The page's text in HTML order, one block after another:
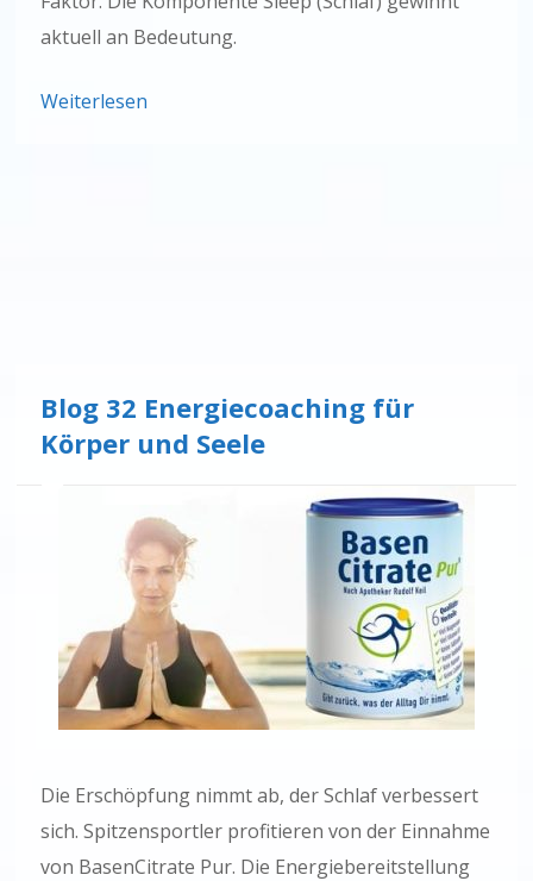
aktuell an Bedeutung.
Weiterlesen
Blog 32 Energiecoaching für
Körper und Seele
Die Erschöpfung nimmt ab, der Schlaf verbessert
sich. Spitzensportler profitieren von der Einnahme
von BasenCitrate Pur. Die Energiebereitstellung